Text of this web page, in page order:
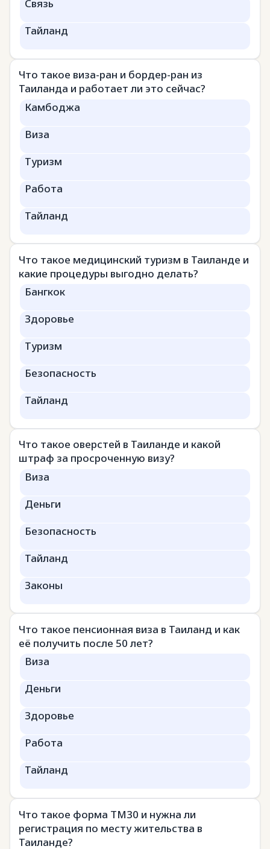
Связь
Тайланд
Что такое виза-ран и бордер-ран из
Таиланда и работает ли это сейчас?
Камбоджа
Виза
Туризм
Работа
Тайланд
Что такое медицинский туризм в Таиланде и
какие процедуры выгодно делать?
Бангкок
Здоровье
Туризм
Безопасность
Тайланд
Что такое оверстей в Таиланде и какой
штраф за просроченную визу?
Виза
Деньги
Безопасность
Тайланд
Законы
Что такое пенсионная виза в Таиланд и как
её получить после 50 лет?
Виза
Деньги
Здоровье
Работа
Тайланд
Что такое форма TM30 и нужна ли
регистрация по месту жительства в
Таиланде?